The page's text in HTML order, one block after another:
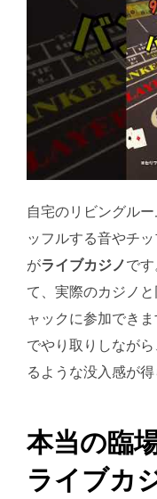
自宅のリビングル
ッフルする音やチ
がライブカジノで
て、実際のカジノ
ャックに参加でき
でやり取りしなが
るような没入感が
本当の臨
ライブカ